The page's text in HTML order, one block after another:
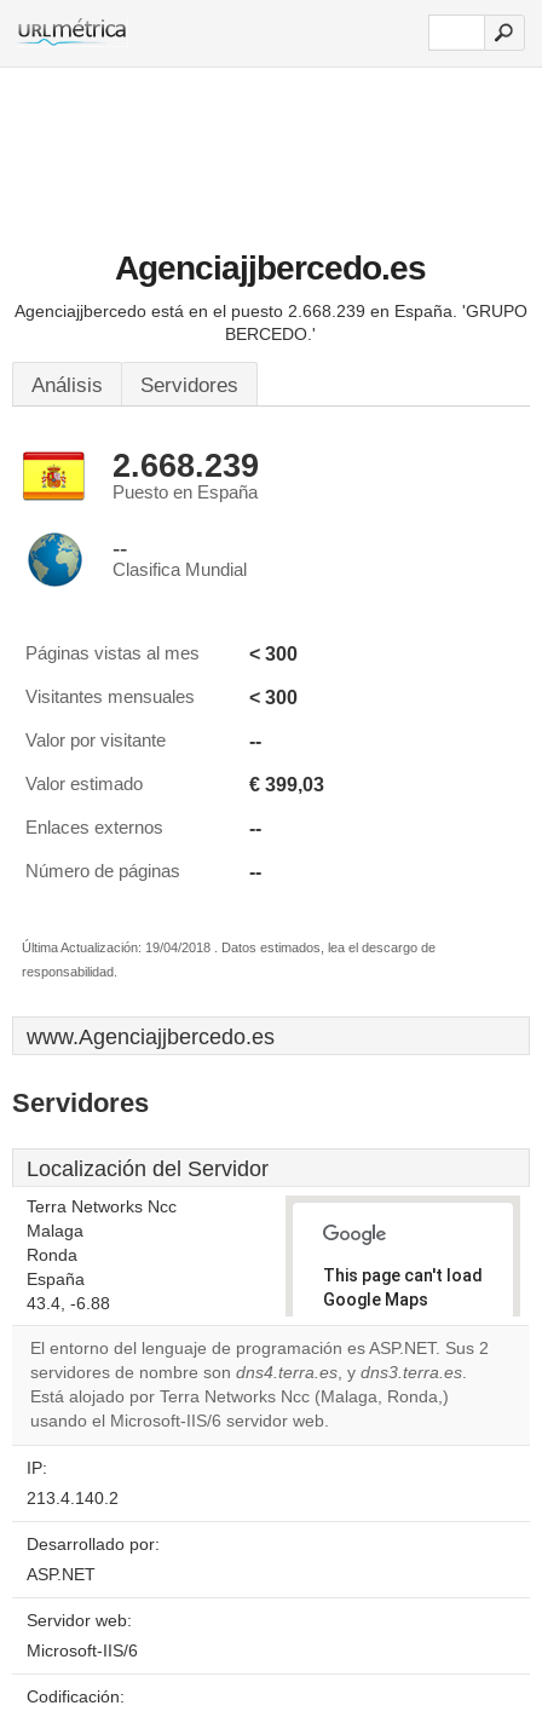
Agenciajjbercedo.es
Agenciajjbercedo está en el puesto 2.668.239 en España. 'GRUPO
BERCEDO.'
Análisis Servidores
2.668.239
Puesto en España
--
Clasifica Mundial
Páginas vistas al mes < 300
Visitantes mensuales < 300
Valor por visitante --
Valor estimado € 399,03
Enlaces externos --
Número de páginas --
Última Actualización: 19/04/2018 . Datos estimados, lea el descargo de
responsabilidad.
www.Agenciajjbercedo.es
Servidores
Localización del Servidor
Terra Networks Ncc
Malaga
Ronda
España
43.4, -6.88
This page can't load
Google Maps
correctly.
Do you
own this
El entorno del lenguaje de programación es ASP.NET. Sus 2
servidores de nombre son dns4.terra.es, y dns3.terra.es.
Está alojado por Terra Networks Ncc (Malaga, Ronda,)
usando el Microsoft-IIS/6 servidor web.
IP:
213.4.140.2
Desarrollado por:
ASP.NET
Servidor web:
Microsoft-IIS/6
Codificación: